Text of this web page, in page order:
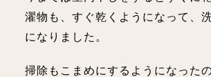
濯物も、すぐ乾くようになって、
になりました。
掃除もこまめにするようになった